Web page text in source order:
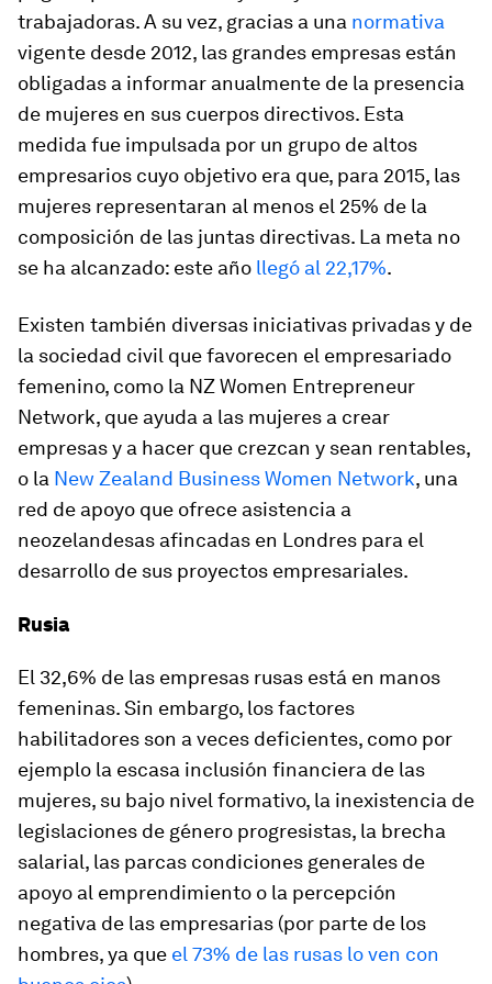
trabajadoras. A su vez, gracias a una normativa
vigente desde 2012, las grandes empresas están
obligadas a informar anualmente de la presencia
de mujeres en sus cuerpos directivos. Esta
medida fue impulsada por un grupo de altos
empresarios cuyo objetivo era que, para 2015, las
mujeres representaran al menos el 25% de la
composición de las juntas directivas. La meta no
se ha alcanzado: este año llegó al 22,17%.
Existen también diversas iniciativas privadas y de
la sociedad civil que favorecen el empresariado
femenino, como la NZ Women Entrepreneur
Network, que ayuda a las mujeres a crear
empresas y a hacer que crezcan y sean rentables,
o la New Zealand Business Women Network, una
red de apoyo que ofrece asistencia a
neozelandesas afincadas en Londres para el
desarrollo de sus proyectos empresariales.
Rusia
El 32,6% de las empresas rusas está en manos
femeninas. Sin embargo, los factores
habilitadores son a veces deficientes, como por
ejemplo la escasa inclusión financiera de las
mujeres, su bajo nivel formativo, la inexistencia de
legislaciones de género progresistas, la brecha
salarial, las parcas condiciones generales de
apoyo al emprendimiento o la percepción
negativa de las empresarias (por parte de los
hombres, ya que el 73% de las rusas lo ven con